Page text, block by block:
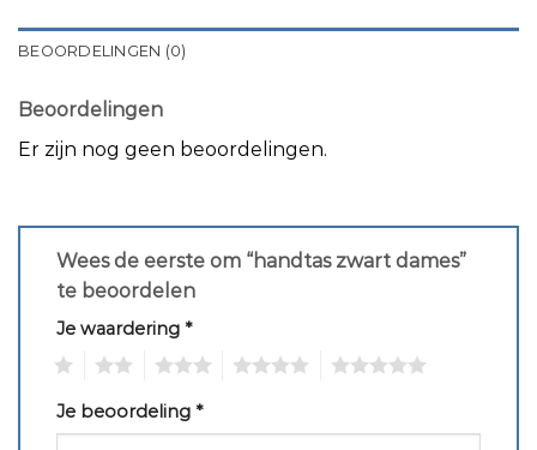
BEOORDELINGEN (0)
Beoordelingen
Er zijn nog geen beoordelingen.
Wees de eerste om “handtas zwart dames”
te beoordelen
Je waardering *
Je beoordeling *